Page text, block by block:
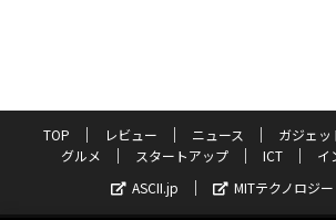
TOP レビュー ニュース ガジェッ
グルメ
スタートアップ ICT
イ
ASCII.jp
MITテクノロジ